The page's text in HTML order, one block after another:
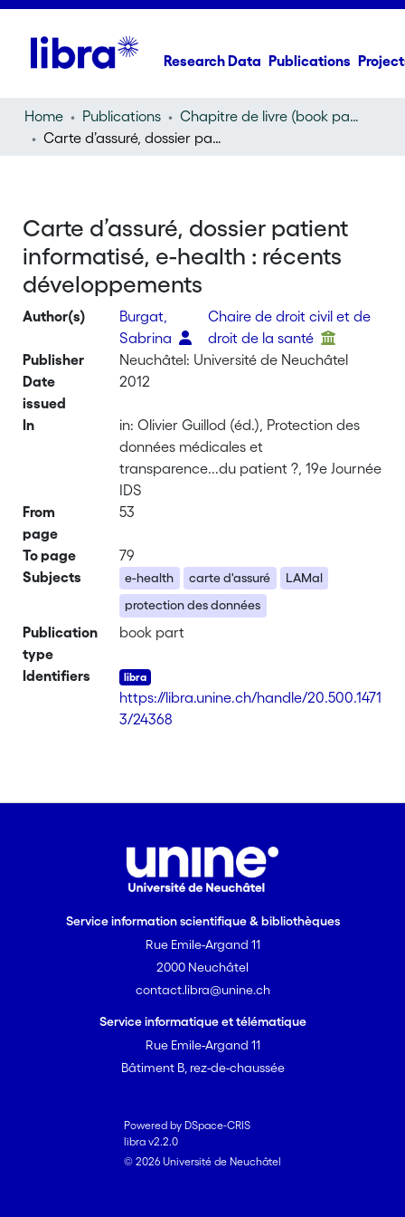
Research Data Publications
Home Publications
Chapitre de livre (book part)
Carte d’assuré, dossier patient informatisé, e-health : récents développements
Carte d’assuré, dossier patient
informatisé, e-health : récents
développements
Author(s)
Burgat,
Sabrina
Chaire de droit civil et de
droit de la santé
Publisher
Neuchâtel: Université de Neuchâtel
Date
issued
2012
In
in: Olivier Guillod (éd.), Protection des
données médicales et
transparence...du patient ?, 19e Journée
IDS
From
page
53
To page
79
Subjects
e-health carte d'assuré
LAMal
protection des données
Publication
type
book part
Identifiers
https://libra.unine.ch/handle/20.500.1471
3/24368
Service information scientifique & bibliothèques
Rue Emile-Argand 11
2000 Neuchâtel
contact.libra@unine.ch
Service informatique et télématique
Rue Emile-Argand 11
Bâtiment B, rez-de-chaussée
Powered by DSpace-CRIS
libra v2.2.0
© 2026 Université de Neuchâtel